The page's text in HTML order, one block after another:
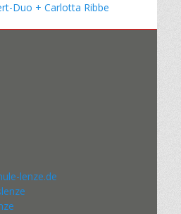
Duo + Carlotta Ribbe
lenze.de